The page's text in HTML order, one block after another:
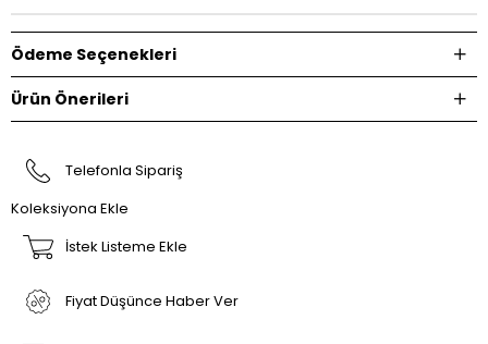
Ödeme Seçenekleri
Ürün Önerileri
Telefonla Sipariş
Koleksiyona Ekle
İstek Listeme Ekle
Fiyat Düşünce Haber Ver